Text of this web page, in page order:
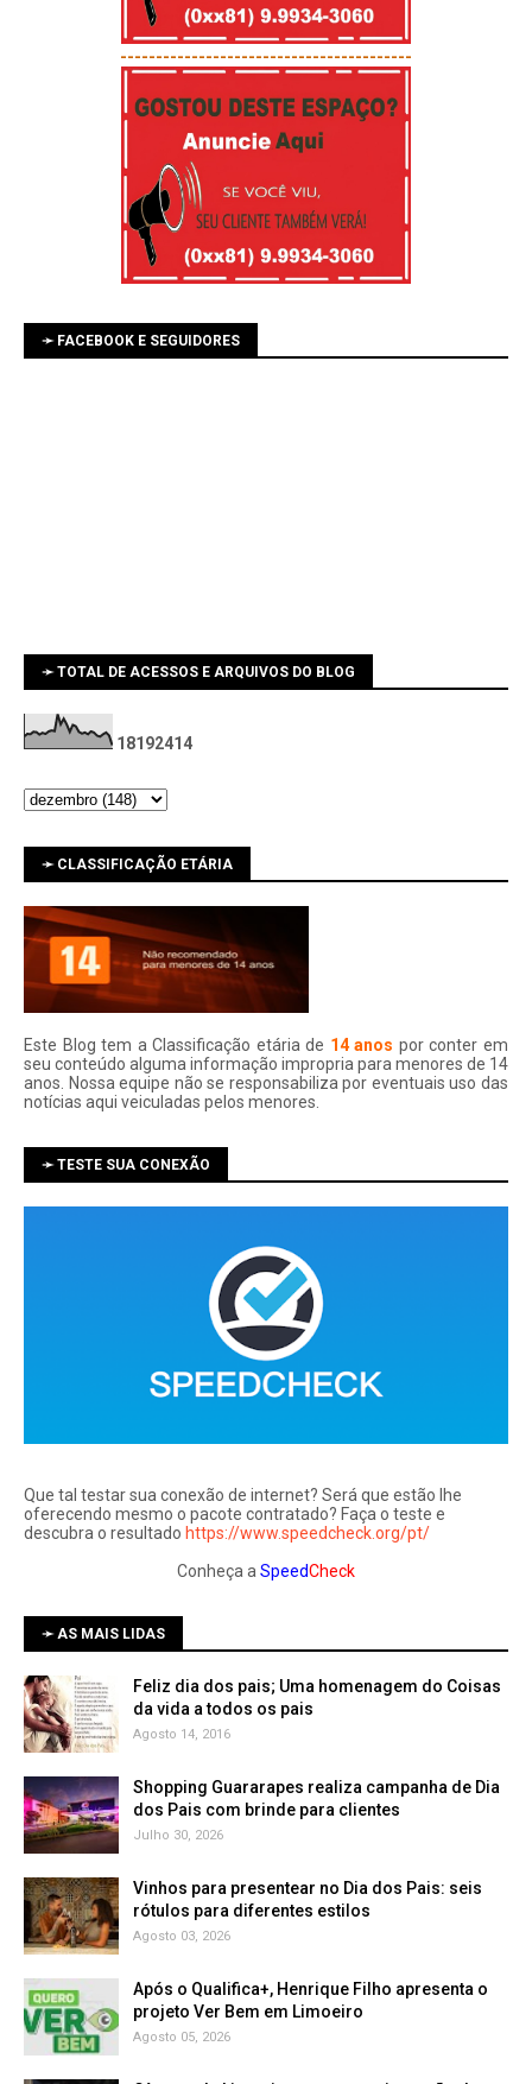
-----------------------------------------
➛ FACEBOOK E SEGUIDORES
➛ TOTAL DE ACESSOS E ARQUIVOS DO BLOG
1 81 9241 4
➛ CLASSIFICAÇÃO ETÁRIA
Este Blog tem a Classificação etária de 14 anos por conter em
seu conteúdo alguma informação impropria para menores de 14
anos. Nossa equipe não se responsabiliza por eventuais uso das
notí­cias aqui veiculadas pelos menores.
➛ TESTE SUA CONEXÃO
Que tal testar sua conexão de internet? Será que estão lhe
oferecendo mesmo o pacote contratado? Faça o teste e
descubra o resultado https://www.speedcheck.org/pt/
Conheça a SpeedCheck
➛ AS MAIS LIDAS
Feliz dia dos pais; Uma homenagem do Coisas
da vida a todos os pais
Agosto 14, 2016
Shopping Guararapes realiza campanha de Dia
dos Pais com brinde para clientes
Julho 30, 2026
Vinhos para presentear no Dia dos Pais: seis
rótulos para diferentes estilos
Agosto 03, 2026
Após o Qualifica+, Henrique Filho apresenta o
projeto Ver Bem em Limoeiro
Agosto 05, 2026